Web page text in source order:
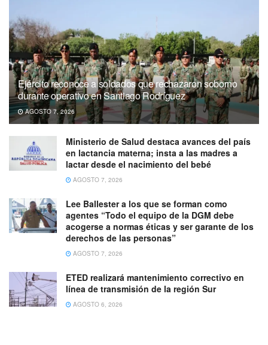
Ejército reconoce a soldados que rechazaron soborno
durante operativo en Santiago Rodríguez
AGOSTO 7, 2026
Ministerio de Salud destaca avances del país
en lactancia materna; insta a las madres a
lactar desde el nacimiento del bebé
AGOSTO 7, 2026
Lee Ballester a los que se forman como
agentes “Todo el equipo de la DGM debe
acogerse a normas éticas y ser garante de los
derechos de las personas”
AGOSTO 7, 2026
ETED realizará mantenimiento correctivo en
línea de transmisión de la región Sur
AGOSTO 6, 2026